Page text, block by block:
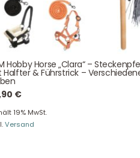
Hobby Horse „Clara“ –
Halfter & Führstrick –
€
19% MwSt.
Versand
Über uns
Unser Blog
Versand & Lieferung
Unsere Rückgaberichtlinien
Verträge hier widerrufen